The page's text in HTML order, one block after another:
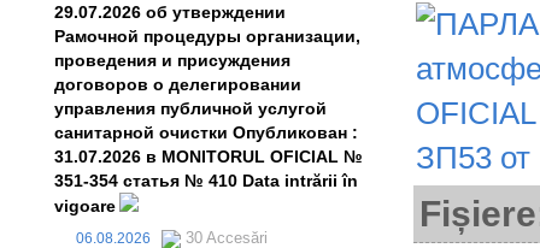
29.07.2026 об утверждении
Рамочной процедуры организации,
проведения и присуждения
договоров о делегировании
управления публичной услугой
санитарной очистки Опубликован :
31.07.2026 в MONITORUL OFICIAL №
351-354 статья № 410 Data intrării în
vigoare
06.08.2026 30 Accesări